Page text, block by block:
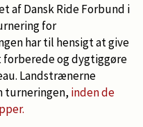
af Dansk Ride Forbund i
for
har til hensigt at give
og dygtiggøre
Landstrænerne
turneringen, inden de